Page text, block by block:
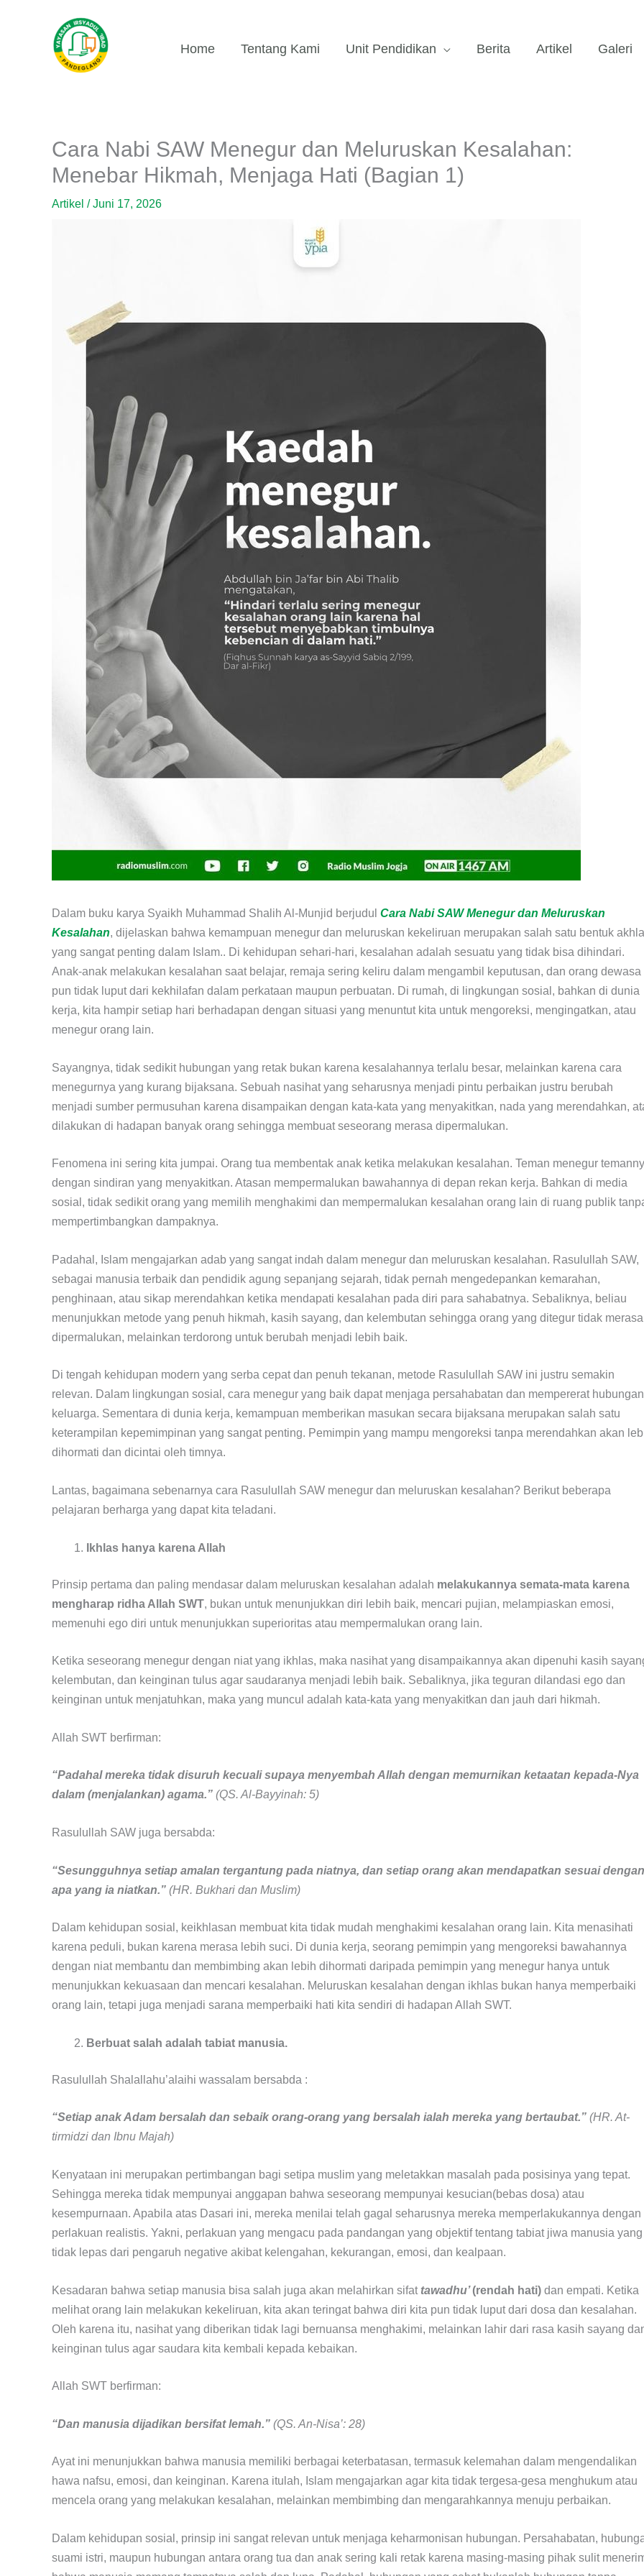
Home Tentang Kami Unit Pendidikan Berita Artikel Galeri
Cara Nabi SAW Menegur dan Meluruskan Kesalahan:
Menebar Hikmah, Menjaga Hati (Bagian 1)
Artikel /Juni 17, 2026
Dalam buku karya Syaikh Muhammad Shalih Al-Munjid berjudul Cara Nabi SAW Menegur dan Meluruskan
Kesalahan, dijelaskan bahwa kemampuan menegur dan meluruskan kekeliruan merupakan salah satu bentuk
yang sangat penting dalam Islam.. Di kehidupan sehari-hari, kesalahan adalah sesuatu yang tidak bisa dihindari.
Anak-anak melakukan kesalahan saat belajar, remaja sering keliru dalam mengambil keputusan, dan orang dewasa
pun tidak luput dari kekhilafan dalam perkataan maupun perbuatan. Di rumah, di lingkungan sosial, bahkan di dunia
kerja, kita hampir setiap hari berhadapan dengan situasi yang menuntut kita untuk mengoreksi, mengingatkan, atau
menegur orang lain.
Sayangnya, tidak sedikit hubungan yang retak bukan karena kesalahannya terlalu besar, melainkan karena cara
menegurnya yang kurang bijaksana. Sebuah nasihat yang seharusnya menjadi pintu perbaikan justru berubah
menjadi sumber permusuhan karena disampaikan dengan kata-kata yang menyakitkan, nada yang merendahkan,
dilakukan di hadapan banyak orang sehingga membuat seseorang merasa dipermalukan.
Fenomena ini sering kita jumpai. Orang tua membentak anak ketika melakukan kesalahan. Teman menegur
dengan sindiran yang menyakitkan. Atasan mempermalukan bawahannya di depan rekan kerja. Bahkan di media
sosial, tidak sedikit orang yang memilih menghakimi dan mempermalukan kesalahan orang lain di ruang publik
mempertimbangkan dampaknya.
Padahal, Islam mengajarkan adab yang sangat indah dalam menegur dan meluruskan kesalahan. Rasulullah SAW,
sebagai manusia terbaik dan pendidik agung sepanjang sejarah, tidak pernah mengedepankan kemarahan,
penghinaan, atau sikap merendahkan ketika mendapati kesalahan pada diri para sahabatnya. Sebaliknya, beliau
menunjukkan metode yang penuh hikmah, kasih sayang, dan kelembutan sehingga orang yang ditegur tidak merasa
dipermalukan, melainkan terdorong untuk berubah menjadi lebih baik.
Di tengah kehidupan modern yang serba cepat dan penuh tekanan, metode Rasulullah SAW ini justru semakin
relevan. Dalam lingkungan sosial, cara menegur yang baik dapat menjaga persahabatan dan mempererat hubungan
keluarga. Sementara di dunia kerja, kemampuan memberikan masukan secara bijaksana merupakan salah satu
keterampilan kepemimpinan yang sangat penting. Pemimpin yang mampu mengoreksi tanpa merendahkan akan
dihormati dan dicintai oleh timnya.
Lantas, bagaimana sebenarnya cara Rasulullah SAW menegur dan meluruskan kesalahan? Berikut beberapa
pelajaran berharga yang dapat kita teladani.
Ikhlas hanya karena Allah
Prinsip pertama dan paling mendasar dalam meluruskan kesalahan adalah melakukannya semata-mata karena
mengharap ridha Allah SWT, bukan untuk menunjukkan diri lebih baik, mencari pujian, melampiaskan emosi,
memenuhi ego diri untuk menunjukkan superioritas atau mempermalukan orang lain.
Ketika seseorang menegur dengan niat yang ikhlas, maka nasihat yang disampaikannya akan dipenuhi kasih
kelembutan, dan keinginan tulus agar saudaranya menjadi lebih baik. Sebaliknya, jika teguran dilandasi ego dan
keinginan untuk menjatuhkan, maka yang muncul adalah kata-kata yang menyakitkan dan jauh dari hikmah.
Allah SWT berfirman:
“Padahal mereka tidak disuruh kecuali supaya menyembah Allah dengan memurnikan ketaatan kepada-Nya
dalam (menjalankan) agama.” (QS. Al-Bayyinah: 5)
Rasulullah SAW juga bersabda:
“Sesungguhnya setiap amalan tergantung pada niatnya, dan setiap orang akan mendapatkan sesuai dengan
apa yang ia niatkan.” (HR. Bukhari dan Muslim)
Dalam kehidupan sosial, keikhlasan membuat kita tidak mudah menghakimi kesalahan orang lain. Kita menasihati
karena peduli, bukan karena merasa lebih suci. Di dunia kerja, seorang pemimpin yang mengoreksi bawahannya
dengan niat membantu dan membimbing akan lebih dihormati daripada pemimpin yang menegur hanya untuk
menunjukkan kekuasaan dan mencari kesalahan. Meluruskan kesalahan dengan ikhlas bukan hanya memperbaiki
orang lain, tetapi juga menjadi sarana memperbaiki hati kita sendiri di hadapan Allah SWT.
Berbuat salah adalah tabiat manusia.
Rasulullah Shalallahu’alaihi wassalam bersabda :
“Setiap anak Adam bersalah dan sebaik orang-orang yang bersalah ialah mereka yang bertaubat.” (HR. At-
tirmidzi dan Ibnu Majah)
Kenyataan ini merupakan pertimbangan bagi setipa muslim yang meletakkan masalah pada posisinya yang tepat.
Sehingga mereka tidak mempunyai anggapan bahwa seseorang mempunyai kesucian(bebas dosa) atau
kesempurnaan. Apabila atas Dasari ini, mereka menilai telah gagal seharusnya mereka memperlakukannya dengan
perlakuan realistis. Yakni, perlakuan yang mengacu pada pandangan yang objektif tentang tabiat jiwa manusia yang
tidak lepas dari pengaruh negative akibat kelengahan, kekurangan, emosi, dan kealpaan.
Kesadaran bahwa setiap manusia bisa salah juga akan melahirkan sifat tawadhu’(rendah hati) dan empati. Ketika
melihat orang lain melakukan kekeliruan, kita akan teringat bahwa diri kita pun tidak luput dari dosa dan kesalahan.
Oleh karena itu, nasihat yang diberikan tidak lagi bernuansa menghakimi, melainkan lahir dari rasa kasih sayang
keinginan tulus agar saudara kita kembali kepada kebaikan.
Allah SWT berfirman:
“Dan manusia dijadikan bersifat lemah.” (QS. An-Nisa’: 28)
Ayat ini menunjukkan bahwa manusia memiliki berbagai keterbatasan, termasuk kelemahan dalam mengendalikan
hawa nafsu, emosi, dan keinginan. Karena itulah, Islam mengajarkan agar kita tidak tergesa-gesa menghukum atau
mencela orang yang melakukan kesalahan, melainkan membimbing dan mengarahkannya menuju perbaikan.
Dalam kehidupan sosial, prinsip ini sangat relevan untuk menjaga keharmonisan hubungan. Persahabatan,
suami istri, maupun hubungan antara orang tua dan anak sering kali retak karena masing-masing pihak sulit